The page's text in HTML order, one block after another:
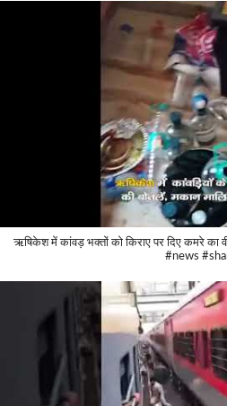
ऋषिकेश में कांवड़ भक्तों को किराए पर दिए कमरे का
#news